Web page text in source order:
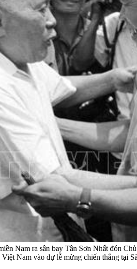
Nam ra sân bay Tân Sơn Nhất đón
Nam vào dự lễ mừng chiến thắng tại